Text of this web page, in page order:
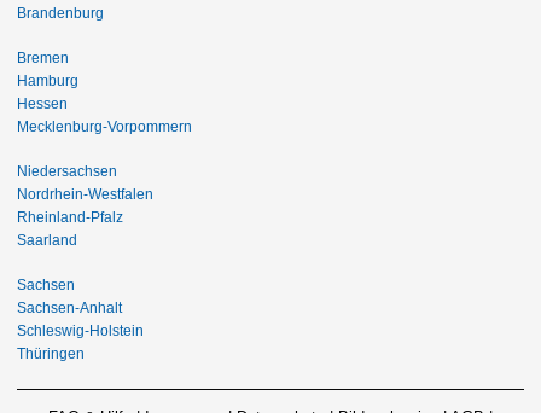
Brandenburg
Bremen
Hamburg
Hessen
Mecklenburg-Vorpommern
Niedersachsen
Nordrhein-Westfalen
Rheinland-Pfalz
Saarland
Sachsen
Sachsen-Anhalt
Schleswig-Holstein
Thüringen